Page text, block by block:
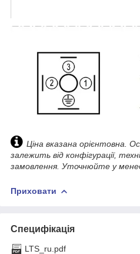
Ціна вказана орієнтовна.
залежить від конфігурації,
замовлення. Уточнюйте у
Приховати
Специфікація
LTS_ru.pdf